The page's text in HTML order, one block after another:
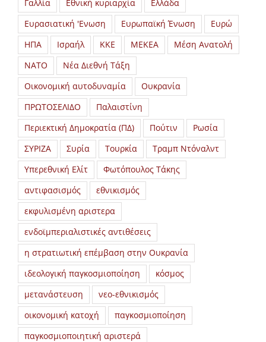
Γαλλία Εθνική κυριαρχία
Ελλάδα
Ευρασιατική 'Ενωση
Ευρωπαϊκή Ένωση
Ευρώ
ΗΠΑ
Ισραήλ ΚΚΕ ΜΕΚΕΑ
Μέση Ανατολή
ΝΑΤΟ
Νέα Διεθνή Τάξη
Οικονομική αυτοδυναμία
Ουκρανία
ΠΡΩΤΟΣΕΛΙΔΟ
Παλαιστίνη
Περιεκτική Δημοκρατία (ΠΔ)
Πούτιν
Ρωσία
ΣΥΡΙΖΑ
Συρία Τουρκία
Τραμπ Ντόναλντ
Υπερεθνική Ελίτ
Φωτόπουλος Τάκης
αντιφασισμός
εθνικισμός
εκφυλισμένη αριστερα
ενδοϊμπεριαλιστικές αντιθέσεις
η στρατιωτική επέμβαση στην Ουκρανία
ιδεολογική παγκοσμιοποίηση
κόσμος
μετανάστευση
νεο-εθνικισμός
οικονομική κατοχή
παγκοσμιοποίηση
παγκοσμιοποιητική αριστερά